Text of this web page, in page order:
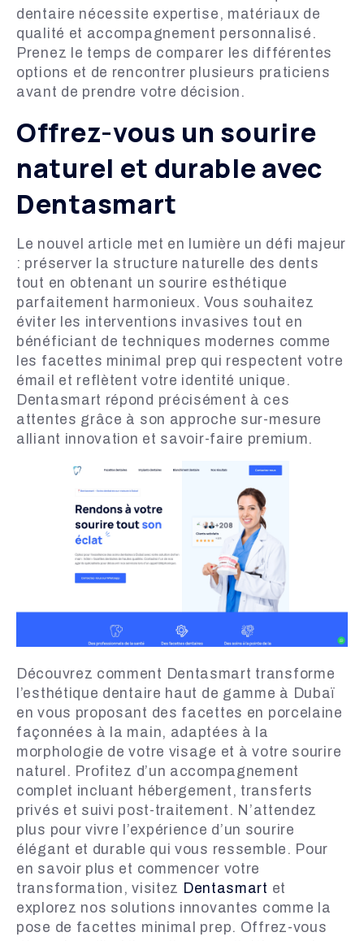
dentaire nécessite expertise, matériaux de
qualité et accompagnement personnalisé.
Prenez le temps de comparer les différentes
options et de rencontrer plusieurs praticiens
avant de prendre votre décision.
Offrez-vous un sourire
naturel et durable avec
Dentasmart
Le nouvel article met en lumière un défi majeur
: préserver la structure naturelle des dents
tout en obtenant un sourire esthétique
parfaitement harmonieux. Vous souhaitez
éviter les interventions invasives tout en
bénéficiant de techniques modernes comme
les facettes minimal prep qui respectent votre
émail et reflètent votre identité unique.
Dentasmart répond précisément à ces
attentes grâce à son approche sur-mesure
alliant innovation et savoir-faire premium.
Découvrez comment Dentasmart transforme
l’esthétique dentaire haut de gamme à Dubaï
en vous proposant des facettes en porcelaine
façonnées à la main, adaptées à la
morphologie de votre visage et à votre sourire
naturel. Profitez d’un accompagnement
complet incluant hébergement, transferts
privés et suivi post-traitement. N’attendez
plus pour vivre l’expérience d’un sourire
élégant et durable qui vous ressemble. Pour
en savoir plus et commencer votre
transformation, visitez Dentasmart et
explorez nos solutions innovantes comme la
pose de facettes minimal prep. Offrez-vous